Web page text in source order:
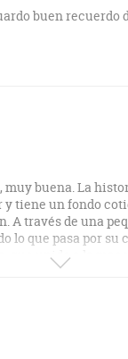
buen recuerdo
buena. La
tiene un fondo
A través de una
lo que pasa por su
que unido a la
como digo,